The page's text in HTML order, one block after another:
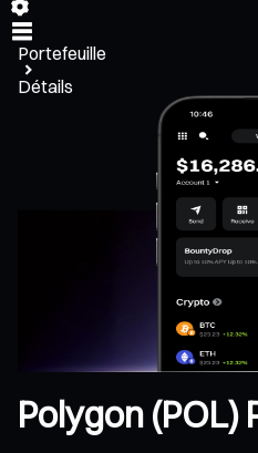
Portefeuille
Détails
Polygon (POL)